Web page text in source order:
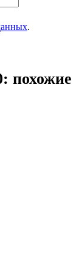
.
похожие